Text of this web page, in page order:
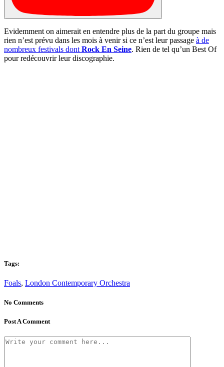
Evidemment on aimerait en entendre plus de la part du groupe mais
rien n’est prévu dans les mois à venir si ce n’est leur passage à de
nombreux festivals dont Rock En Seine. Rien de tel qu’un Best Of
pour redécouvrir leur discographie.
Tags:
Foals, London Contemporary Orchestra
No Comments
Post A Comment